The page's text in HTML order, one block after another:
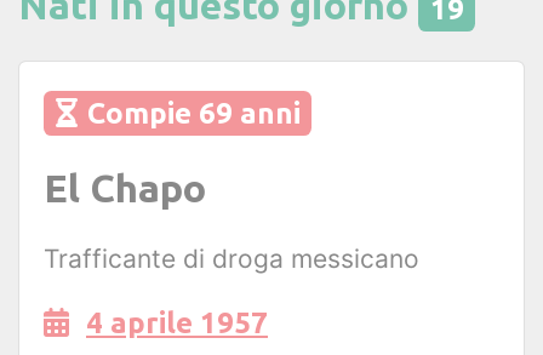
19
Compie 69 anni
El Chapo
Trafficante di droga messicano
4 aprile 1957